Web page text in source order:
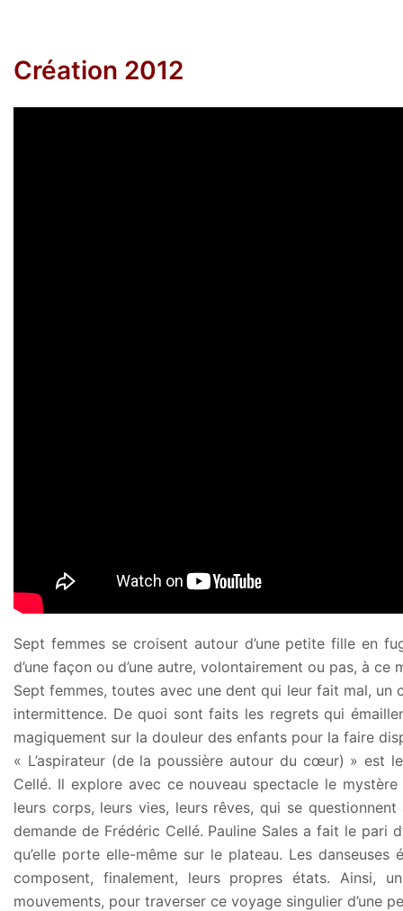
Création 2012
Sept femmes se croisent autour d’une petite fille en
d’une façon ou d’une autre, volontairement ou pas, à ce
Sept femmes, toutes avec une dent qui leur fait mal,
intermittence. De quoi sont faits les regrets qui
magiquement sur la douleur des enfants pour la faire
« L’aspirateur (de la poussière autour du cœur) » est
Cellé. Il explore avec ce nouveau spectacle le
leurs corps, leurs vies, leurs rêves, qui se
demande de Frédéric Cellé. Pauline Sales a fait le pari
qu’elle porte elle-même sur le plateau. Les
composent, finalement, leurs propres états. Ainsi,
mouvements, pour traverser ce voyage singulier d’une